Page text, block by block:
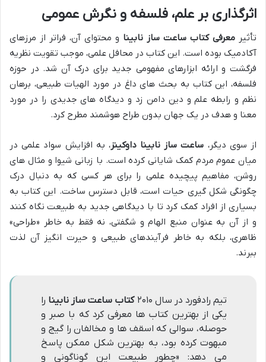
اثرگذاری بر علم، فلسفه و نگرش عمومی
تأثیر معرفی کتاب ساعت ساز نابینا و محتوای آن، فراتر از مرزهای
آکادمیک بوده است. این کتاب در محافل علمی، موجب تقویت نظریه
فرگشت و ارائه ابزارهای مفهومی جدید برای درک آن شد. در حوزه
فلسفه، این کتاب به بحث های داغ در مورد الهیات طبیعی، برهان
نظم و رابطه علم و دین دامن زد و دیدگاه های جدیدی را در مورد
معنا و هدف در یک جهان بدون طراح هوشمند مطرح کرد.
از سوی دیگر، ساعت ساز نابینا داوکینز، به افزایش سواد علمی در
میان عموم مردم کمک شایانی کرده است. با زبانی شیوا و مثال های
روشن، مفاهیم پیچیده علمی را برای هر کسی که به دنبال درک
چگونگی شکل گیری حیات است، قابل دسترس ساخت. این کتاب به
بسیاری از افراد کمک کرد تا با دیدگاهی جدید به طبیعت نگاه کنند
و از آن به عنوان منبع الهام و شگفتی، نه فقط به خاطر «طراحی»
ظاهری، بلکه به خاطر فرآیندهای طبیعی و حیرت انگیز آن لذت
ببرند.
تیم رادفورد در سال ۲۰۱۰ کتاب ساعت ساز نابینا را
یکی از بهترین کتاب ها معرفی کرد که با صبر و
حوصله، سوالی که اسقف ها و مخالفان را گیج و
مبهوت کرده بود، به بهترین شکل ممکن پاسخ
می دهد: «چطور طبیعت این گوناگونی و